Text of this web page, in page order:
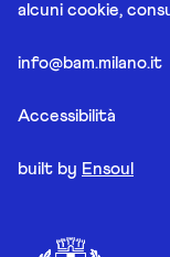
alcuni cookie,
info@bam.milano.it
Accessibilità
built by Ensoul